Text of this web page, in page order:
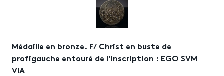
Médaille en bronze. F/ Christ en buste de
profigauche entouré de l'inscription : EGO SVM
VIA